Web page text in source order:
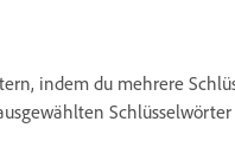
indem du mehrere
Schlüsselwörter